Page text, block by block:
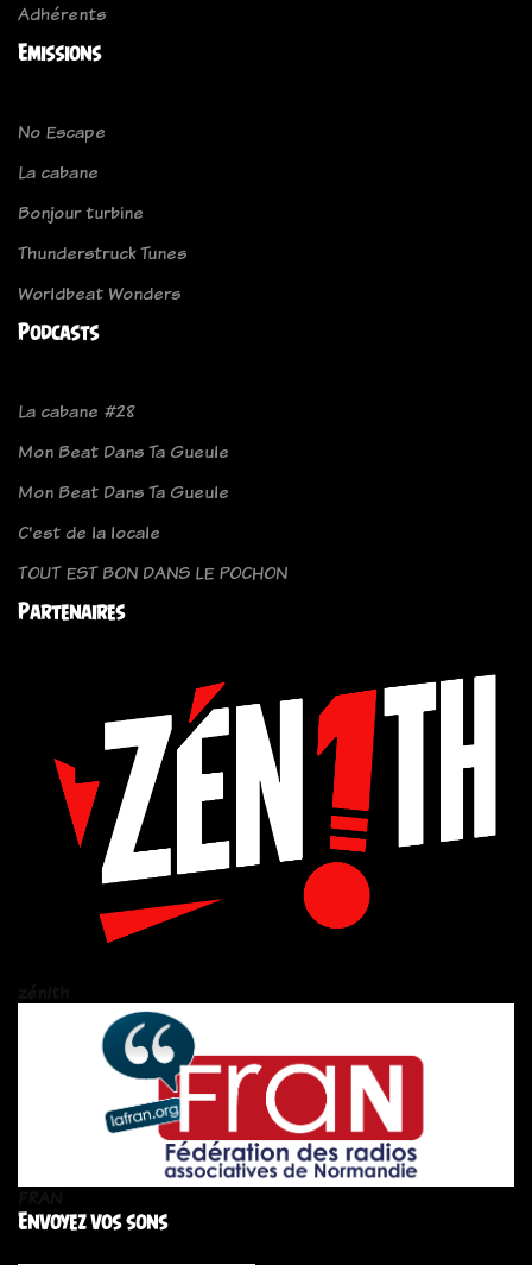
Adhérents
Emissions
No Escape
La cabane
Bonjour turbine
Thunderstruck Tunes
Worldbeat Wonders
Podcasts
La cabane #28
Mon Beat Dans Ta Gueule
Mon Beat Dans Ta Gueule
C'est de la locale
TOUT EST BON DANS LE POCHON
Partenaires
Envoyez vos sons